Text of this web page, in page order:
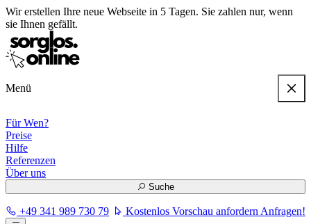
Wir erstellen Ihre neue Webseite in 5 Tagen. Sie zahlen nur, wenn
sie Ihnen gefällt.
Menü
Für Wen?
Preise
Hilfe
Referenzen
Über uns
Suche
+49 341 989 730 79 Kostenlos Vorschau anfordern Anfragen!